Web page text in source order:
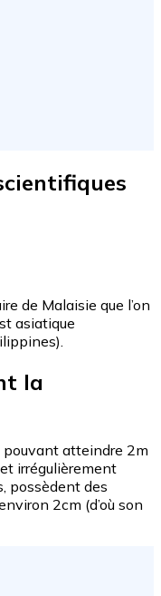
de Malaisie que l’on
asiatique
la
pouvant atteindre 2m
irrégulièrement
possèdent des
2cm (d’où son